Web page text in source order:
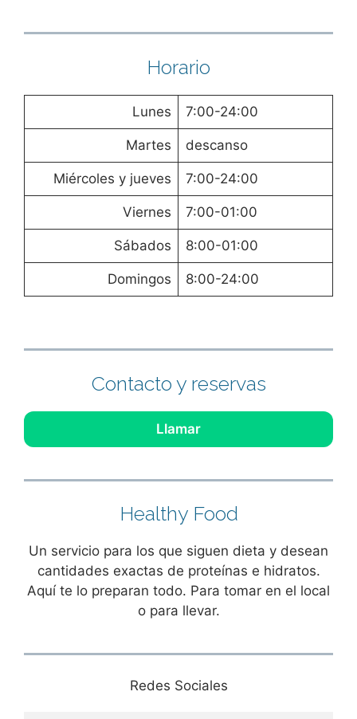
Horario
Lunes 7:00-24:00
Martes descanso
Miércoles y jueves 7:00-24:00
Viernes 7:00-01:00
Sábados 8:00-01:00
Domingos 8:00-24:00
Contacto y reservas
Llamar
Healthy Food
Un servicio para los que siguen dieta y desean
cantidades exactas de proteínas e hidratos.
Aquí te lo preparan todo. Para tomar en el local
o para llevar.
Redes Sociales